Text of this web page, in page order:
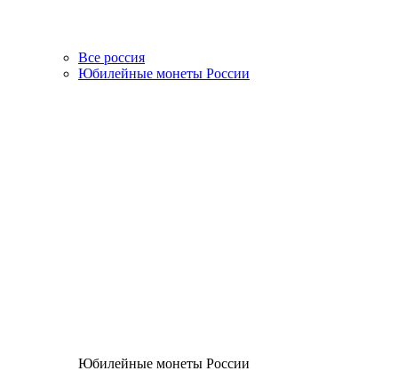
Все россия
Юбилейные монеты России
Юбилейные монеты России